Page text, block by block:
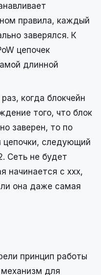
правила, каждый
заверялся. К
цепочек
длинной
когда блокчейн
того, что блок
заверен, то по
цепочки, следующий
Сеть не будет
начинается с ххх,
она даже самая
принцип работы
для